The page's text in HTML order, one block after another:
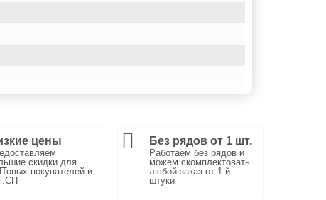
цены
скидки для
покупателей и
Без рядов от 1 шт.
Работаем без рядов и
можем скомплектовать
любой заказ от 1-й
штуки